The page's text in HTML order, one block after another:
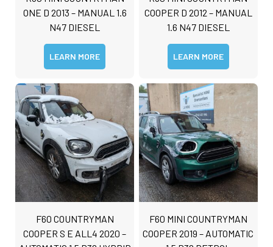
ONE D 2013 – MANUAL 1.6
N47 DIESEL
LEARN MORE
COOPER D 2012 – MANUAL
1.6 N47 DIESEL
LEARN MORE
F60 COUNTRYMAN
COOPER S E ALL4 2020 –
F60 MINI COUNTRYMAN
COOPER 2019 – AUTOMATIC
t
o
r
M
e
a
g
e
Submit